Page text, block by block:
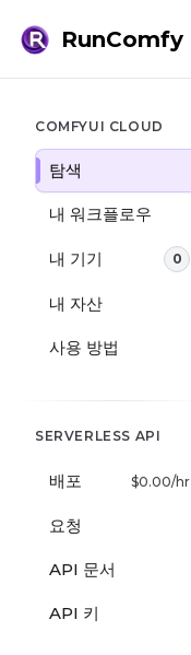
RunComfy
COMFYUI CLOUD
탐색
내 워크플로우
내 기기 0
내 자산
사용 방법
SERVERLESS API
배포 $0.00/hr
요청
API 문서
API 키